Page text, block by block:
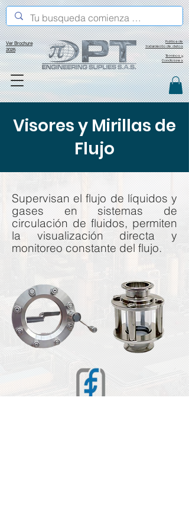
Política de
tratamiento de datos
Ver Brochure
2025
Términos y
Condiciones
Visores y Mirillas de
Flujo
Supervisan el flujo de líquidos y
gases en sistemas de
circulación de fluidos, permiten
la visualización directa y
monitoreo constante del flujo.